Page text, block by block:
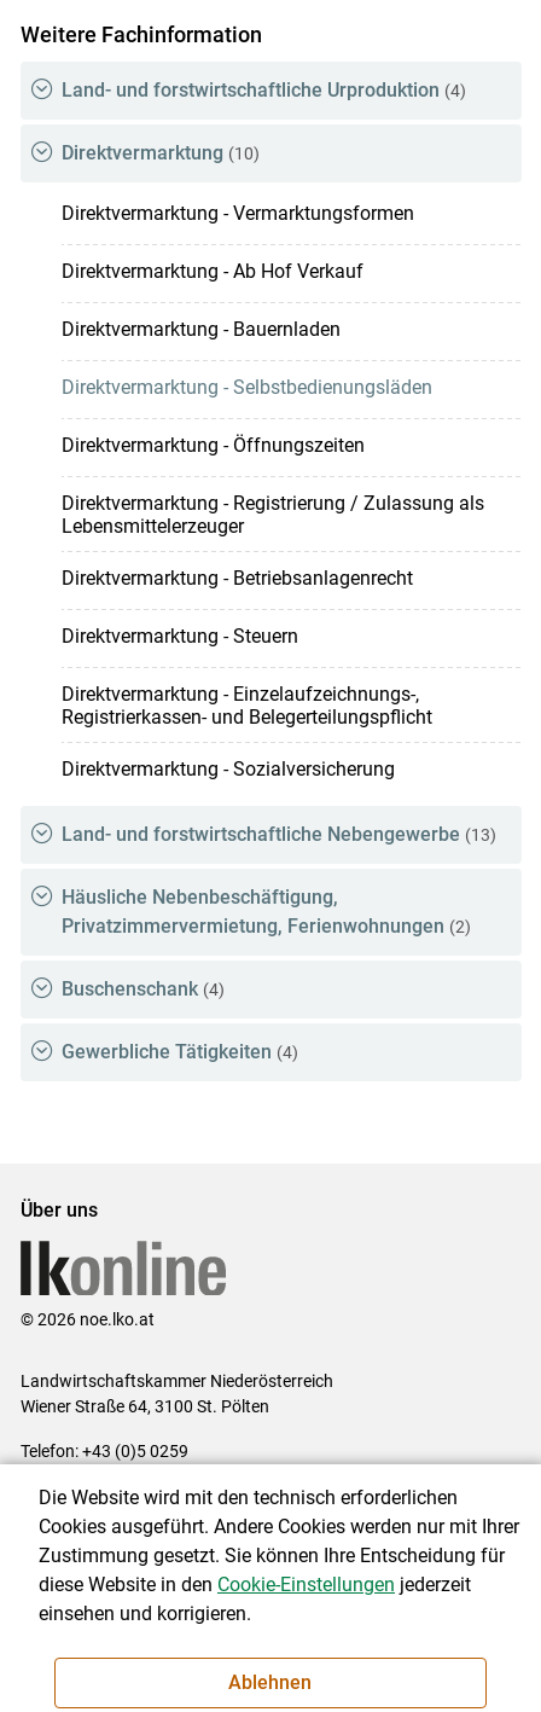
Weitere Fachinformation
Land- und forstwirtschaftliche Urproduktion (4)
Direktvermarktung (10)
Direktvermarktung - Vermarktungsformen
Direktvermarktung - Ab Hof Verkauf
Direktvermarktung - Bauernladen
Direktvermarktung - Selbstbedienungsläden
Direktvermarktung - Öffnungszeiten
Direktvermarktung - Registrierung / Zulassung als
Lebensmittelerzeuger
Direktvermarktung - Betriebsanlagenrecht
Direktvermarktung - Steuern
Direktvermarktung - Einzelaufzeichnungs-,
Registrierkassen- und Belegerteilungspflicht
Direktvermarktung - Sozialversicherung
Land- und forstwirtschaftliche Nebengewerbe (13)
Häusliche Nebenbeschäftigung,
Privatzimmervermietung, Ferienwohnungen (2)
Buschenschank (4)
Gewerbliche Tätigkeiten (4)
Über uns
© 2026 noe.lko.at
Landwirtschaftskammer Niederösterreich
Wiener Straße 64, 3100 St. Pölten
Telefon: +43 (0)5 0259
Impressum|Kontakt|Datenschutzerklärung|Barrierefreiheit|
Cookie-Einstellungen
NEWSLETTER
Die Website wird mit den technisch erforderlichen
Cookies ausgeführt. Andere Cookies werden nur mit Ihrer
Zustimmung gesetzt. Sie können Ihre Entscheidung für
diese Website in den Cookie-Einstellungen jederzeit
einsehen und korrigieren.
Ablehnen